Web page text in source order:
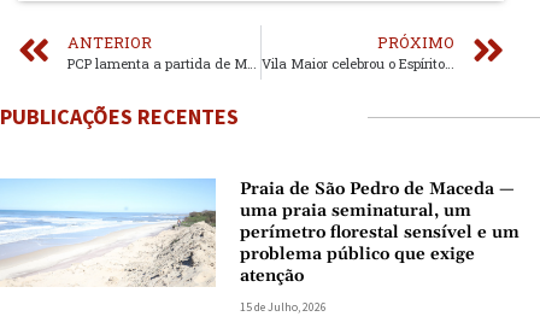
ANTERIOR
PCP lamenta a partida de Manuel Duarte da Silva
PRÓXIMO
Vila Maior celebrou o Espírito Santo com programação eclética
PUBLICAÇÕES RECENTES
Praia de São Pedro de Maceda —
uma praia seminatural, um
perímetro florestal sensível e um
problema público que exige
atenção
15 de Julho, 2026